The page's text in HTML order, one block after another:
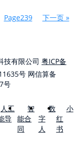
Page239 下一页 »
有限公司 粤ICP备
号 网信算备
号
人工
导
智
能合
同
数
字
人
小
红
书